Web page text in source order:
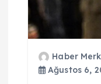
Haber
Ağustos 6,